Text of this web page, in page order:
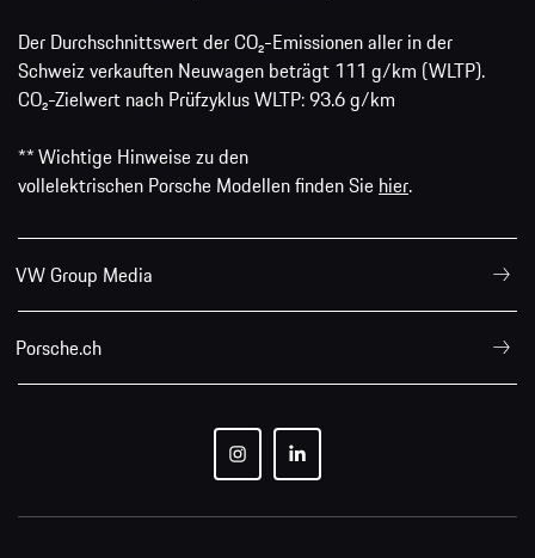
Der Durchschnittswert der CO₂-Emissionen aller in der
Schweiz verkauften Neuwagen beträgt 111 g/km (WLTP).
CO₂-Zielwert nach Prüfzyklus WLTP: 93.6 g/km
** Wichtige Hinweise zu den
vollelektrischen Porsche Modellen finden Sie hier.
VW Group Media
Porsche.ch